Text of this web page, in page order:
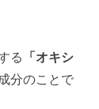
る
「オキシ
分のことで